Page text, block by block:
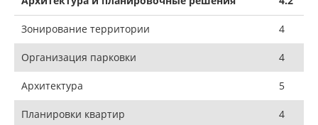
Зонирование территории 4
Организация парковки 4
Архитектура 5
Планировки квартир 4